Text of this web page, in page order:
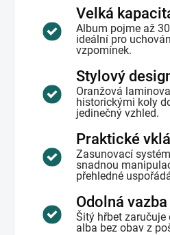
Velká
Album pojme až
ideální pro
vzpomínek.
Stylový
Oranžová
historickými koly
jedinečný vzhled.
Praktické
Zasunovací
snadnou
přehledné
Odolná vazba
Šitý hřbet
alba bez obav z